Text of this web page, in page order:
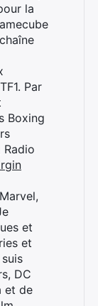
la
Par
Boxing
et
et
DC
et de